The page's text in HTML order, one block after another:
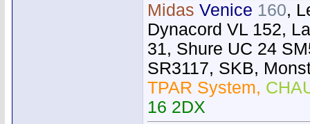
Midas Venice 160,
Dynacord VL 152,
31, Shure UC 24
SR3117, SKB,
TPAR System,
16 2DX